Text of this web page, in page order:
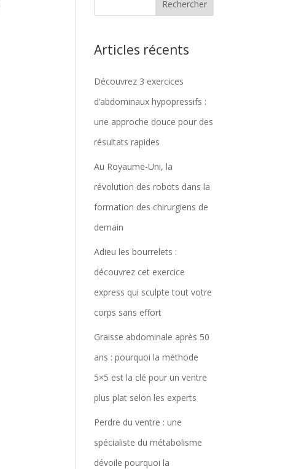
Articles récents
Découvrez 3 exercices
d’abdominaux hypopressifs :
une approche douce pour des
résultats rapides
Au Royaume-Uni, la
révolution des robots dans la
formation des chirurgiens de
demain
Adieu les bourrelets :
découvrez cet exercice
express qui sculpte tout votre
corps sans effort
Graisse abdominale après 50
ans : pourquoi la méthode
5×5 est la clé pour un ventre
plus plat selon les experts
Perdre du ventre : une
spécialiste du métabolisme
dévoile pourquoi la